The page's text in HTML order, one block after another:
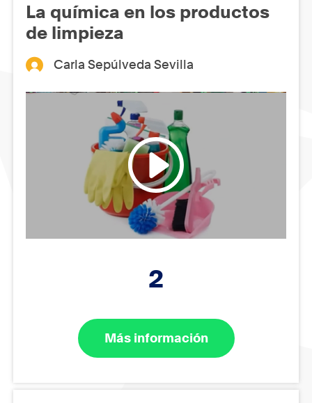
La química en los productos
de limpieza
Carla Sepúlveda Sevilla
2
Más información